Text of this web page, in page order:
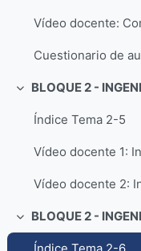
Colapsar
Índice Tema 2-5
Colapsar